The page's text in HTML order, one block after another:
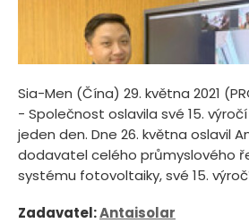
Sia-Men (Čína) 29. května 2021
- Společnost oslavila své 15.
jeden den. Dne 26. května oslavil
dodavatel celého průmyslového
systému fotovoltaiky, své 15.
Zadavatel:Antaisolar